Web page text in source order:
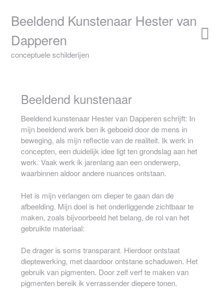
contentBeeldend Kunstenaar Hester van
Dapperen
conceptuele schilderijen
Beeldend kunstenaar
Beeldend kunstenaar Hester van Dapperen schrijft: In
mijn beeldend werk ben ik geboeid door de mens in
beweging, als mijn reflectie van de realiteit. Ik werk in
concepten, een duidelijk idee ligt ten grondslag aan het
werk. Vaak werk ik jarenlang aan een onderwerp,
waarbinnen aldoor andere nuances ontstaan.
Het is mijn verlangen om dieper te gaan dan de
afbeelding. Mijn doel is het onderliggende zichtbaar te
maken, zoals bijvoorbeeld het belang, de rol van het
gebruikte materiaal:
De drager is soms transparant. Hierdoor ontstaat
dieptewerking, met daardoor ontstane schaduwen. Het
gebruik van pigmenten. Door zelf verf te maken van
pigmenten bereik ik verrassender diepere tonen.